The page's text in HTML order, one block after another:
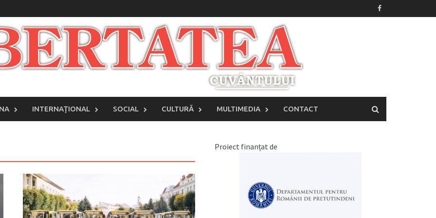
INTERNAŢIONAL SOCIAL CULTURĂ MULTIMEDIA CONTACT
Proiect finanțat de